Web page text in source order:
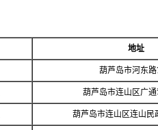
地址
葫芦岛市河东路
葫芦岛市连山区广
葫芦岛市连山区连山民